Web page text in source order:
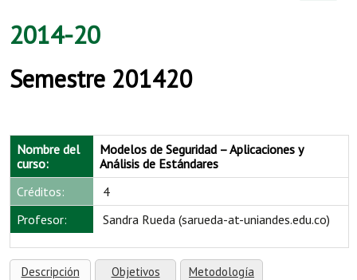
2014-20
Semestre 201420
Nombre del
curso:
Modelos de Seguridad – Aplicaciones y
Análisis de Estándares
Créditos:
4
Profesor:
Sandra Rueda (sarueda-at-uniandes.edu.co)
Descripción Objetivos
Metodología